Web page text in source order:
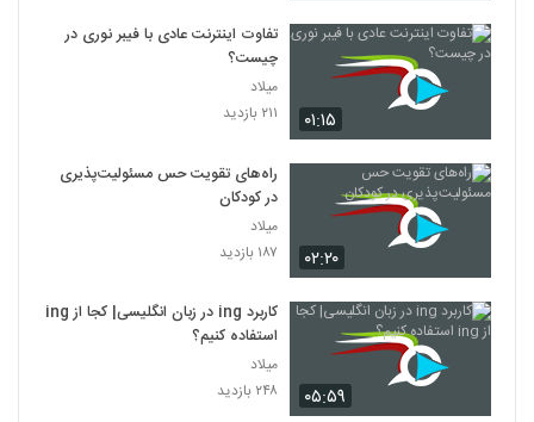
۰۱:۱۵
تفاوت اینترنت عادی با فیبر نوری در
چیست؟
میلاد
۲۱۱ بازدید
۰۲:۲۰
راه‌های تقویت حس مسئولیت‌پذیری
در کودکان
میلاد
۱۸۷ بازدید
۰۵:۵۹
کاربرد ing در زبان انگلیسی| کجا از ing
استفاده کنیم؟
میلاد
۲۴۸ بازدید